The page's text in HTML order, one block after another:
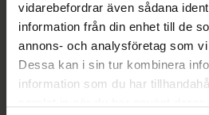
vidarebefordrar även sådana
information från din enhet till de
annons- och analysföretag som
Dessa kan i sin tur kombinera
information som du har